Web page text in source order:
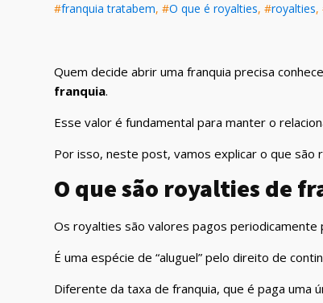
#franquia tratabem, #O que é royalties, #royalties,
Quem decide abrir uma franquia precisa
franquia.
Esse valor é fundamental para manter o
Por isso, neste post, vamos explicar o que são
O que são royalties de
Os royalties são valores pagos
É uma espécie de “aluguel” pelo direito de
Diferente da taxa de franquia, que é paga uma